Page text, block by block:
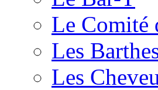
Le Comité
Les
Les